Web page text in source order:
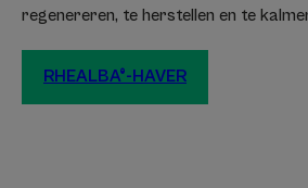
regenereren, te herstellen en te
RHEALBA®-HAVER